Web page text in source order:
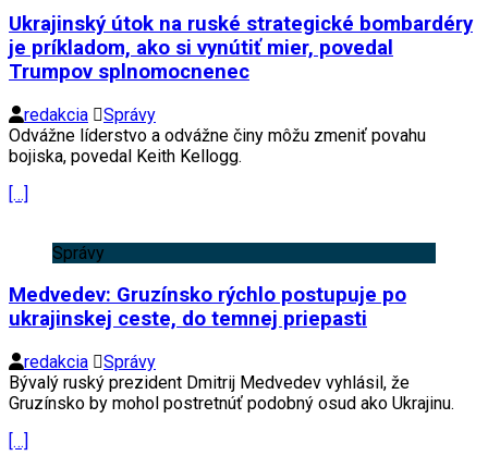
Ukrajinský útok na ruské strategické bombardéry
je príkladom, ako si vynútiť mier, povedal
Trumpov splnomocnenec
redakcia
Správy
Odvážne líderstvo a odvážne činy môžu zmeniť povahu
bojiska, povedal Keith Kellogg.
[…]
Správy
Medvedev: Gruzínsko rýchlo postupuje po
ukrajinskej ceste, do temnej priepasti
redakcia
Správy
Bývalý ruský prezident Dmitrij Medvedev vyhlásil, že
Gruzínsko by mohol postretnúť podobný osud ako Ukrajinu.
[…]